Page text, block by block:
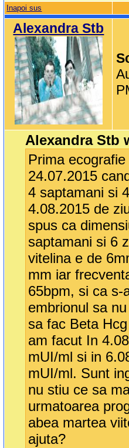
Inapoi sus
Alexandra Stb
Alexandra Stb
Prima
24.07.2015
4 saptamani si
4.08.2015 de
spus ca
saptamani si 6
vitelina e de
mm iar
65bpm, si ca s-
embrionul sa
sa fac Beta
am facut In
mUI/ml si in
mUI/ml. Sunt
nu stiu ce sa
urmatoarea
abea martea
ajuta?